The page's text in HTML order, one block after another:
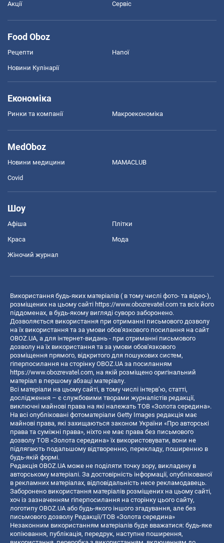
Акції Сервіс
Food Oboz
Рецепти Напої
Новини Кулінарії
Економіка
Ринки та компанії Макроекономіка
MedOboz
Новини медицини MAMACLUB
Covid
Шоу
Афіша Плітки
Краса Мода
Жіночий журнал
Використання будь-яких матеріалів ( в тому числі фото- та відео-),
розміщених на цьому сайті https://www.obozrevatel.com та всіх його
піддоменах, в будь-якому вигляді суворо заборонено.
Дозволяється використання при отриманні письмового дозволу
на їх використання та за умови обов'язкового посилання на сайт
OBOZ.UA, а для інтернет-видань - при отриманні письмового
дозволу на їх використання та за умови обов'язкового
розміщення прямого, відкритого для пошукових систем,
гіперпосилання на сторінку OBOZ.UA за посиланням
https://www.obozrevatel.com, на якій розміщено оригінальний
матеріал в першому абзаці матеріалу.
Всі матеріали на цьому сайті, в тому числі інтерв’ю, статті,
дослідження – є службовими творами журналістів редакції,
виключні майнові права на які належать ТОВ «Золота середина».
На всі опубліковані фотоматеріали Getty Images редакція має
майнові права, які захищаються законом України «Про авторські
права та суміжні права», ніхто не має права без письмового
дозволу ТОВ «Золота середина» їх використовувати, вони не
підлягають подальшому відтворенню, перекладу, поширенню в
будь-якій формі.
Редакція OBOZ.UA може не поділяти точку зору, викладену в
авторському матеріалі. За достовірність інформації, опублікованої
в рекламних матеріалах, відповідальність несе рекламодавець.
Заборонено використання матеріалів розміщених на цьому сайті,
хоч із зазначенням гіперпосилання на сторінку цього сайту,
логотипу OBOZ.UA або будь-якого іншого згадування, але без
письмового дозволу Редакції/ТОВ «Золота середина»
Незаконним використанням матеріалів буде вважатися: будь-яке
копiювання, публiкацiя, передрук, наступне поширення,